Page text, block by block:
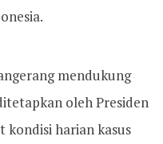
mendukung
oleh Presiden
kondisi harian kasus